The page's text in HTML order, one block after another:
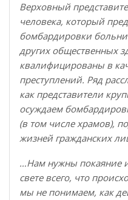
Верховный
человека, который
бомбардировки
других общественных
квалифицированы в
преступлений. Ряд
как представители
осуждаем
(в том числе храмов),
жизней гражданских
…Нам нужны покаяние
свете всего, что
мы не понимаем, как